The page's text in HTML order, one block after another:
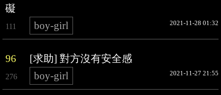
礙
111 boy-girl 2021-11-28 01:32
96 [求助] 對方沒有安全感
276 boy-girl 2021-11-27 21:55